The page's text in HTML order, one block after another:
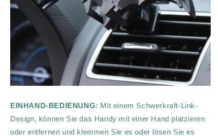
EINHAND-BEDIENUNG: Mit einem Schwerkraft-Link-
Design, können Sie das Handy mit einer Hand platzieren
oder entfernen und klemmen Sie es oder lösen Sie es